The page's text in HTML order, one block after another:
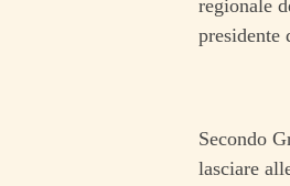
regionale
presidente
Secondo
lasciare